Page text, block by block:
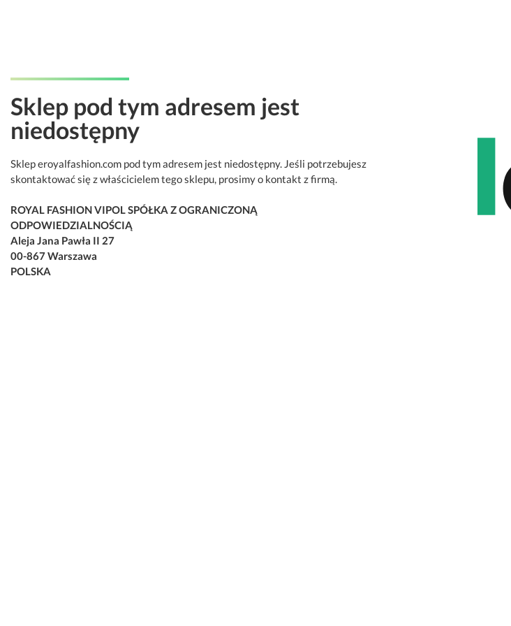
Sklep pod tym adresem jest
niedostępny
Sklep eroyalfashion.com pod tym adresem jest niedostępny. Jeśli potrzebujesz
skontaktować się z właścicielem tego sklepu, prosimy o kontakt z firmą.
ROYAL FASHION VIPOL SPÓŁKA Z OGRANICZONĄ
ODPOWIEDZIALNOŚCIĄ
Aleja Jana Pawła II 27
00-867 Warszawa
POLSKA